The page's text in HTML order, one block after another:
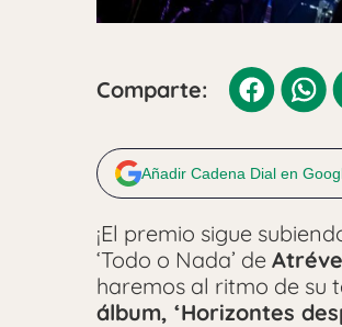
Comparte:
Añadir Cadena Dial en
¡El premio sigue
‘Todo o Nada’ de
haremos al ritmo de su
álbum, ‘Horizontes